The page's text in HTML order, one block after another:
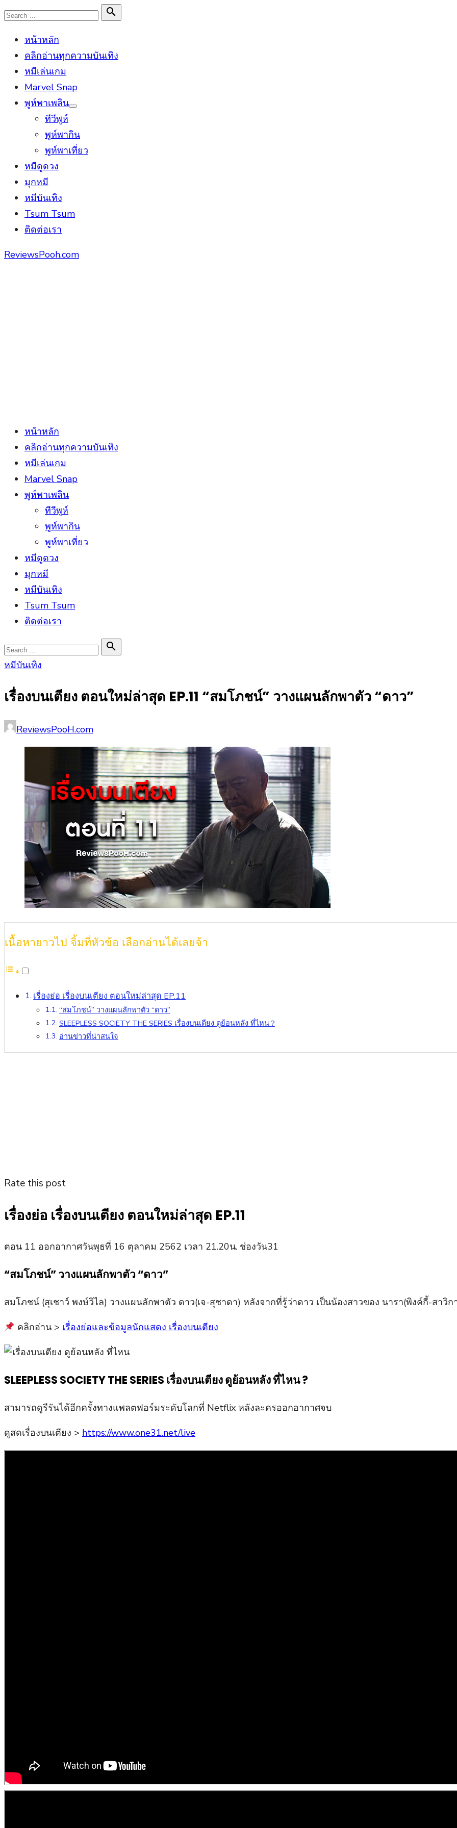
Skip
content
Search

Search
หน้าหลัก
คลิกอ่านทุกความบันเทิง
หมีเล่นเกม
Marvel Snap
พูห์พาเพลิน
Show
ทีวีพูห์
พูห์พากิน
พูห์พาเที่ยว
หมีดูดวง
มุกหมี
หมีบันเทิง
Tsum Tsum
ติดต่อเรา
ReviewsPooh.com
หน้าหลัก
คลิกอ่านทุกความบันเทิง
หมีเล่นเกม
Marvel Snap
พูห์พาเพลิน
ทีวีพูห์
พูห์พากิน
พูห์พาเที่ยว
หมีดูดวง
มุกหมี
หมีบันเทิง
Tsum Tsum
ติดต่อเรา
Search
for:

Search
หมีบันเทิง
เรื่องบนเตียง ตอนใหม่ล่าสุด EP.11 “สมโภชน์” วางแผนลักพาตัว “ดาว”
Posted
Author
ReviewsPooH.com
เนื้อหายาวไป จิ้มที่หัวข้อ เลือกอ่านได้เลยจ้า
เรื่องย่อ เรื่องบนเตียง ตอนใหม่ล่าสุด EP.11
“สมโภชน์” วางแผนลักพาตัว “ดาว”
SLEEPLESS SOCIETY THE SERIES เรื่องบนเตียง ดูย้อนหลัง ที่ไหน ?
อ่านข่าวที่น่าสนใจ
Rate this post
เรื่องย่อ เรื่องบนเตียง ตอนใหม่ล่าสุด EP.11
ตอน 11 ออกอากาศวันพุธที่ 16 ตุลาคม 2562 เวลา 21.20น. ช่องวัน31
“สมโภชน์” วางแผนลักพาตัว “ดาว”
สมโภชน์ (สุเชาว์ พงษ์วิไล) วางแผนลักพาตัว ดาว(เจ-สุชาดา) หลังจากที่รู้ว่าดาว เป็นน้องสาวของ นารา(พิงค์กี้-สาวิก
คลิกอ่าน > เรื่องย่อและข้อมูลนักแสดง เรื่องบนเตียง
SLEEPLESS SOCIETY THE SERIES เรื่องบนเตียง ดูย้อนหลัง ที่ไหน ?
สามารถดูรีรันได้อีกครั้งทางแพลตฟอร์มระดับโลกที่ Netflix หลังละครออกอากาศจบ
ดูสดเรื่องบนเตียง > https://www.one31.net/live